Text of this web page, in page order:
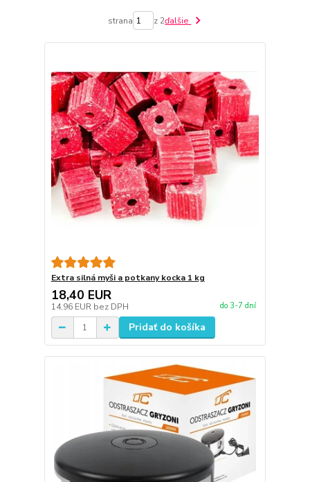
strana z 2ďalšie
Extra silná myši a potkany kocka 1 kg
18,40 EUR
14,96 EUR bez DPH do 3-7 dní
Pridať do košíka